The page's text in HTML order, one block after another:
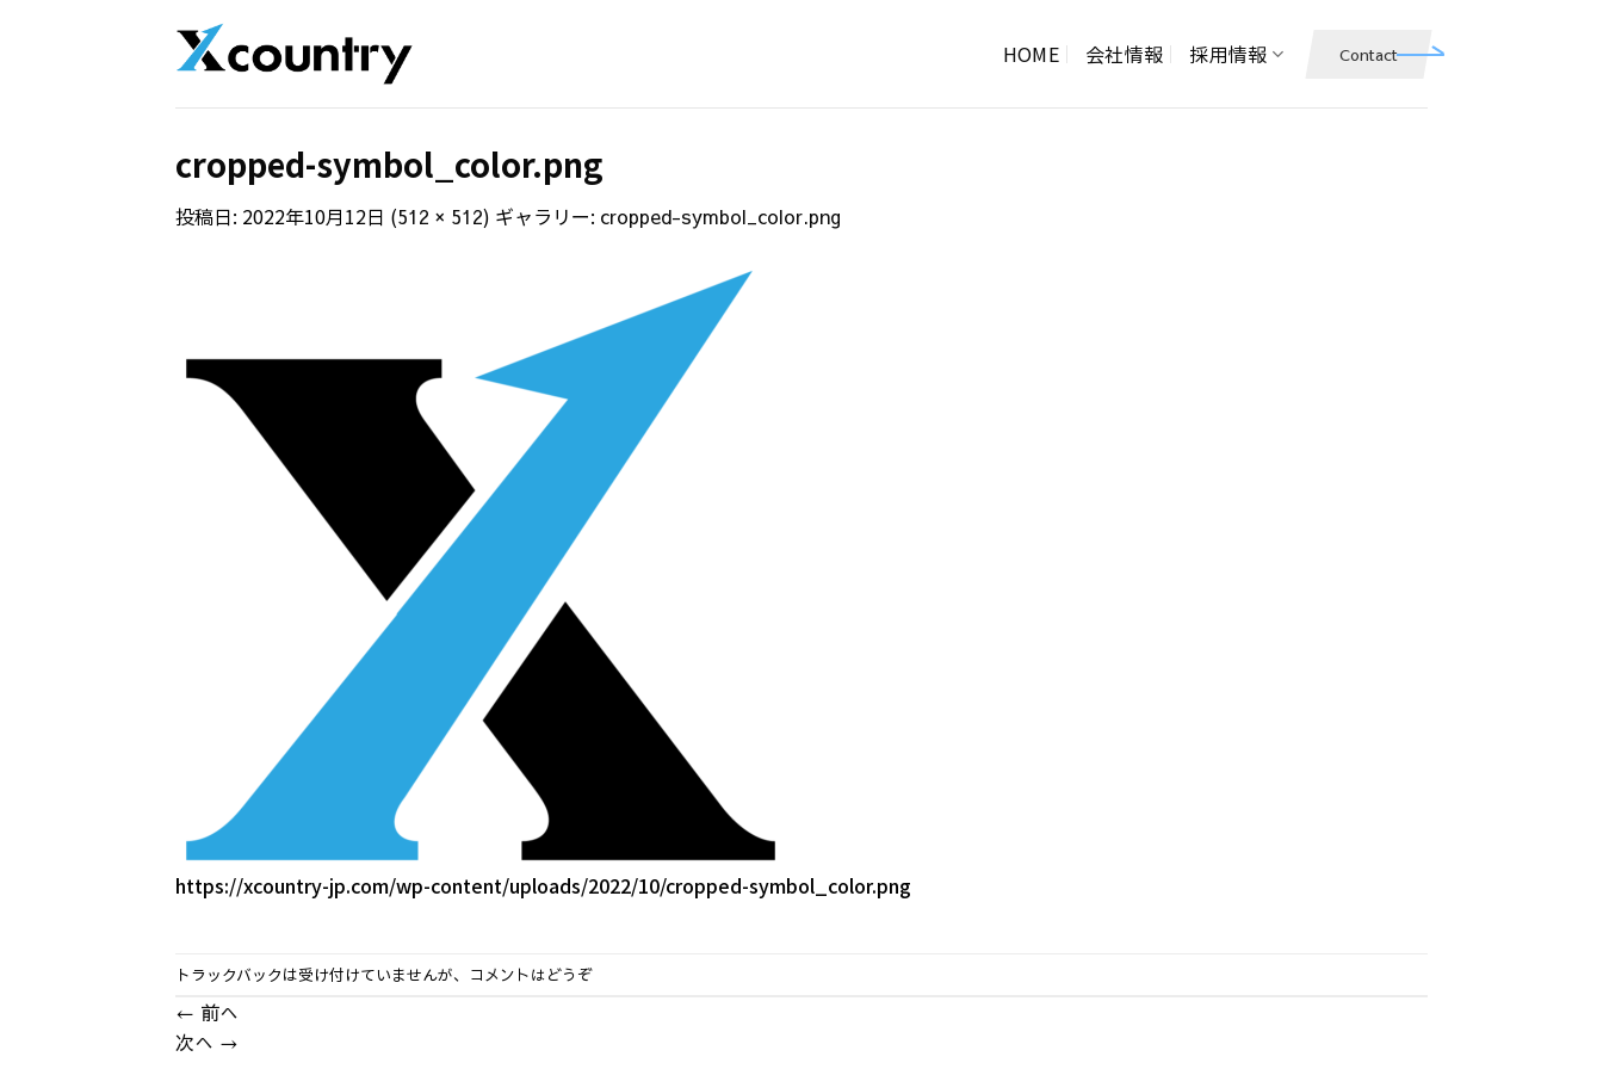
HOME 会社情報 採用情報 Contact
cropped-symbol_color.png
投稿日: 2022年10月12日 (512 × 512) ギャラリー: cropped-symbol_color.png
https://xcountry-jp.com/wp-content/uploads/2022/10/cropped-symbol_color.png
トラックバックは受け付けていませんが、 コメントはどうぞ
← 前へ
次へ →